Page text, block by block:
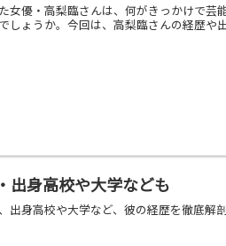
優・高梨臨さんは、何がきっかけで芸
ょうか。今回は、高梨臨さんの経歴や
出身高校や大学なども
身高校や大学など、彼の経歴を徹底解剖